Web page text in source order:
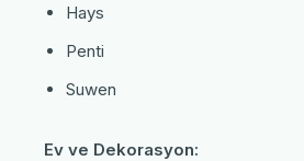
Hays
Penti
Suwen
Ev ve Dekorasyon: